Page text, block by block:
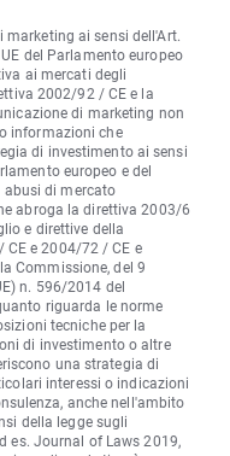
ai sensi dell'Art.
del Parlamento europeo
ai mercati degli
2002/92 / CE e la
di marketing non
informazioni che
di investimento ai sensi
europeo e del
abusi di mercato
abroga la direttiva 2003/6
e direttive della
e 2004/72 / CE e
Commissione, del 9
n. 596/2014 del
riguarda le norme
tecniche per la
di investimento o altre
una strategia di
interessi o indicazioni
anche nell'ambito
della legge sugli
es. Journal of Laws 2019,